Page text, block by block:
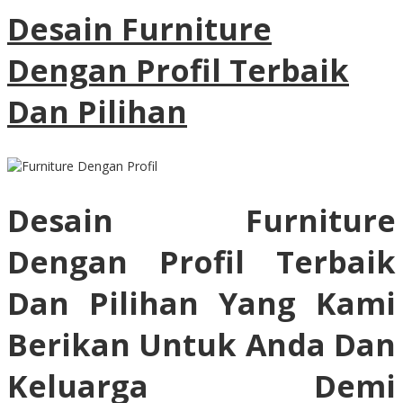
Desain Furniture
Dengan Profil Terbaik
Dan Pilihan
Desain Furniture
Dengan Profil Terbaik
Dan Pilihan Yang Kami
Berikan Untuk Anda Dan
Keluarga Demi